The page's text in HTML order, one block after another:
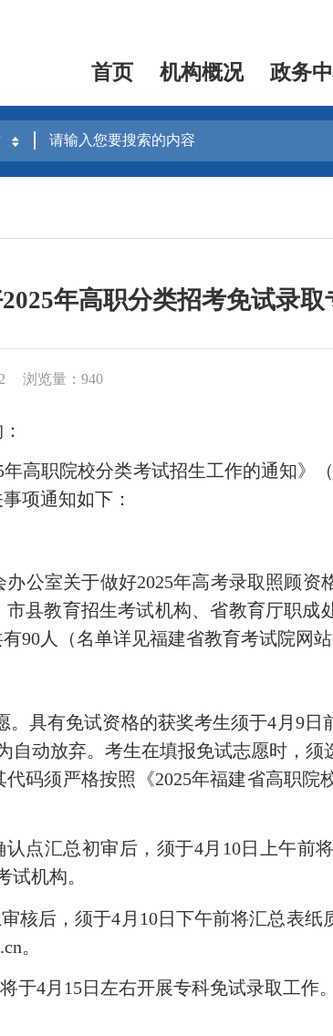
首页 机构概况 政务
年高职分类招考免试录
浏览量：940
：
年高职院校分类考试招生工作的通知》
项通知如下：
办公室关于做好2025年高考录取照顾资
县教育招生考试机构、省教育厅职成
有90人（名单详见福建省教育考试院网站
。具有免试资格的获奖考生须于4 月9日
自动放弃。考生在填报免试志愿时，
代码须严格按照 《2025年福建省高职院
认点汇总初审后，须于4月 10日 上午前将
试机构。
核后，须于4 月 10日下午前将汇总表纸
。
将于4月 15日 左右开展专科免试录取工作。